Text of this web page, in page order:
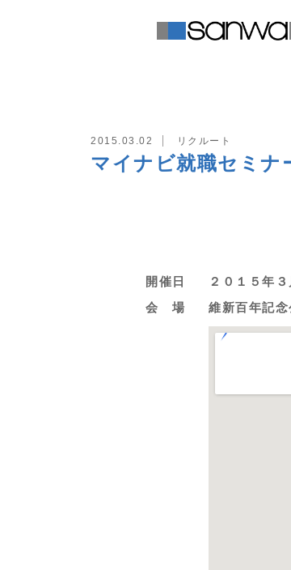
2015.03.02 リクルート
マイナビ就職セミナ
開催日 ２０１５年３
会 場
維新百年記